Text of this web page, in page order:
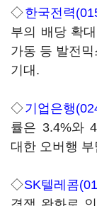
◇한국전력
부의 배당 확
가동 등 발전
기대.
◇기업은행
률은 3.4%와
대한 오버행
◇SK텔레콤